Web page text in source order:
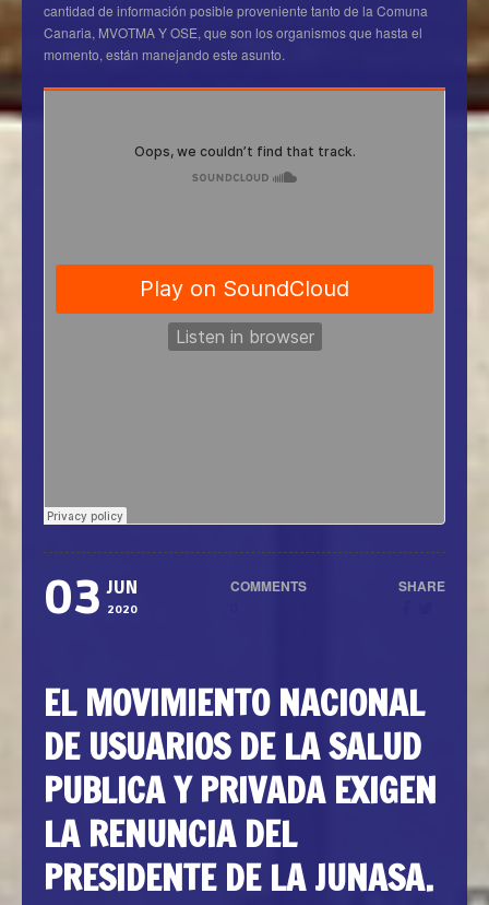
cantidad de información posible proveniente tanto de la Comuna
Canaria, MVOTMA Y OSE, que son los organismos que hasta el
momento, están manejando este asunto.
03 JUN
2020
COMMENTS SHARE
EL MOVIMIENTO NACIONAL
DE USUARIOS DE LA SALUD
PUBLICA Y PRIVADA EXIGEN
LA RENUNCIA DEL
PRESIDENTE DE LA JUNASA.